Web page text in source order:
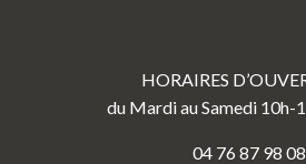
HORAIRES
du Mardi au Samedi 10h-
04 76 87 98 08